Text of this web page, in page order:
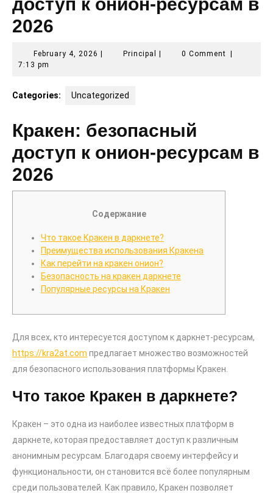
2026
February 4, 2026 FebruaryPrincipal Principal0 Comment
7:13 pm
Categories: Uncategorized
Кракен: безопасный
доступ к онион-ресурсам в
2026
Содержание
Что такое Кракен в даркнете?
Преимущества использования Кракена
Как перейти на кракен онион?
Безопасность на кракен даркнете
Популярные ресурсы на Кракен
Для всех, кто интересуется доступом к даркнет-ресурсам,
https://kra2at.com предлагает множество возможностей
для безопасного использования платформы Кракен.
Что такое Кракен в даркнете?
Кракен – это одна из наиболее известных платформ в
даркнете, которая предоставляет доступ к различным
анонимным ресурсам. Благодаря своему интерфейсу и
функциональности, он становится всё более популярным
среди пользователей. Как правило, Кракен позволяет